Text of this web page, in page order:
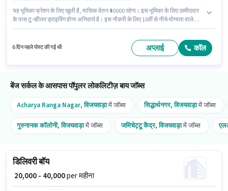
यह भूमिका फ्रेशर के लिए खुली है, मासिक वेतन ₹40000 रहेगा। इस भूमिका के लिए उम्मीदवार
के पास टू-व्हीलर ड्राइविंग होना अनिवार्य है। इस नौकरी के लिए 10वीं से नीचे योग्यता वाले
रहा है। इस भूमिका के लिए आवेदन करने हेतु उम्मीदवार के पास बाइक, स्मार्टफोन होना चाहिए।
6 दिन पहले पोस्ट की गई थी अप्लाई कॉल
बेंज सर्कल के आसपास पॉपुलर लोकलिटीज़ बाय जॉब्स
Acharya Ranga Nagar,विजयवाड़ामें जॉब्स सिद्धार्थनगर,विजयवाड़ामें जॉब्स
गुरुनानक कॉलोनी,विजयवाड़ामें जॉब्स जमिचेट्टू केंद्र,विजयवाड़ामें जॉब्स
डिलिवरी बॉय
₹ 20,000 - 40,000per महीना